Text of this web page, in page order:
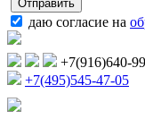
даю согласие на
+7(916)640-
+7(495)545-47-05